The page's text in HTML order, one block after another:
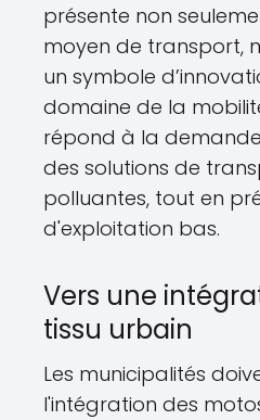
présente non
moyen de transport,
un symbole
domaine de la
répond à la
des solutions de
polluantes, tout en
d'exploitation bas.
Vers une
tissu urbain
Les municipalités
l'intégration des